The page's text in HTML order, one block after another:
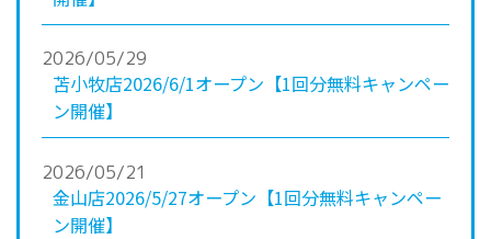
2026/05/29
苫小牧店2026/6/1オープン【1回分無料キャンペー
ン開催】
2026/05/21
金山店2026/5/27オープン【1回分無料キャンペー
ン開催】